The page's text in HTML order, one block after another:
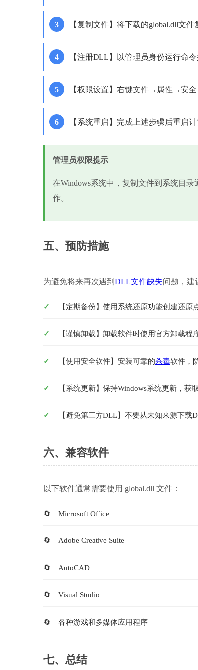
【复制文件】将下载的global.dll文
【注册DLL】以管理员身份运行命
【权限设置】右键文件→属性→安全
【系统重启】完成上述步骤后重启
管理员权限提示
在Windows系统中，复制文件到系统目
作。
五、预防措施
为避免将来再次遇到 DLL文件缺失问题，建
【定期备份】使用系统还原功能创建还原
【谨慎卸载】卸载软件时使用官方卸载程
【使用安全软件】安装可靠的杀毒软件，
【系统更新】保持Windows系统更新，获
【避免第三方DLL】不要从未知来源下载
六、兼容软件
以下软件通常需要使用 global.dll 文件：
Microsoft Office
Adobe Creative Suite
AutoCAD
Visual Studio
各种游戏和多媒体应用程序
七、总结